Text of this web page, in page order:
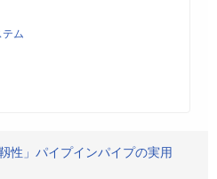
ム
性」パイプインパイプの実用